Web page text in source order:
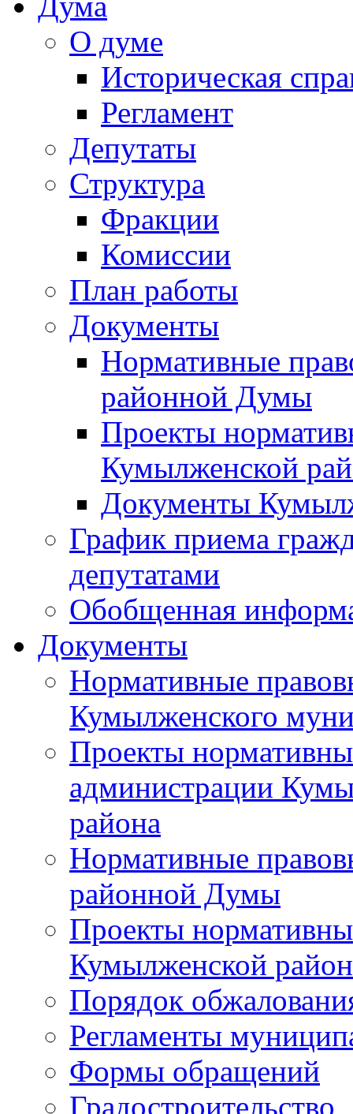
О думе
Историческая
Регламент
Депутаты
Структура
Фракции
Комиссии
План работы
Документы
Нормативные
районной Думы
Проекты
Кумылженской
Документы
График приема
депутатами
Обобщенная
Документы
Нормативные
Кумылженского
Проекты
администрации
района
Нормативные
районной Думы
Проекты
Кумылженской
Порядок
Регламенты
Формы обращений
Градостроительство